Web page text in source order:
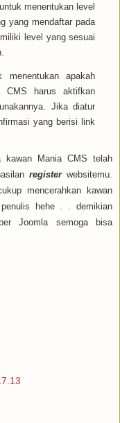
menentukan level
yang mendaftar pada
level yang sesuai
menentukan apakah
CMS harus aktifkan
Jika diatur
yang berisi link
kawan Mania CMS telah
registerwebsitemu.
mencerahkan kawan
hehe . . demikian
Joomla semoga bisa